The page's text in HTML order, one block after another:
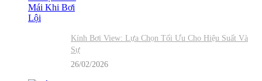
Kính Bơi View: Lựa Chọn Tối Ưu Cho Hiệu Suất Và
Sự
26/02/2026